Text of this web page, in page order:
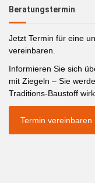
Beratungstermin
Jetzt Termin für eine
vereinbaren.
Informieren Sie sich
mit Ziegeln – Sie
Traditions-Baustoff
Termin vereinbaren